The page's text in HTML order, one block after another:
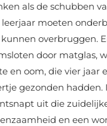
als de schubben
moeten
overbruggen.
door matglas,
en oom, die vier jaar
gezonden
uit die
en een